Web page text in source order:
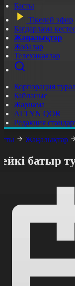
Басты
Тікелей эфир
Бағдарлама
Жаңалықтар
Жобалар
Телехикаялар
Корпорация
Байланыс
Жарнама
ALTYN QOR
Редакция
Жаңалықтар
батыр